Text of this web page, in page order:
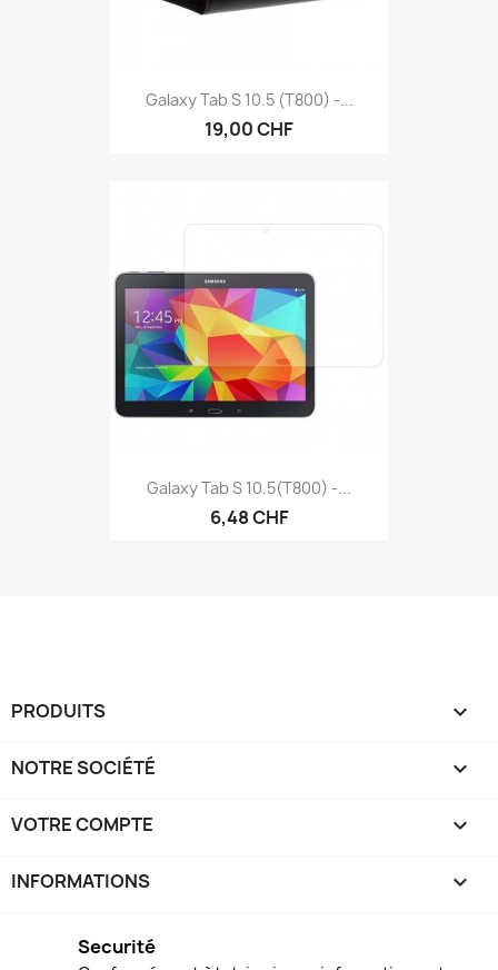
Galaxy Tab S 10.5 (T800) -...
19,00 CHF
Galaxy Tab S 10.5(T800) -...
6,48 CHF
PRODUITS 
NOTRE SOCIÉTÉ 
VOTRE COMPTE 
INFORMATIONS keyboard_arrow_down
Securité